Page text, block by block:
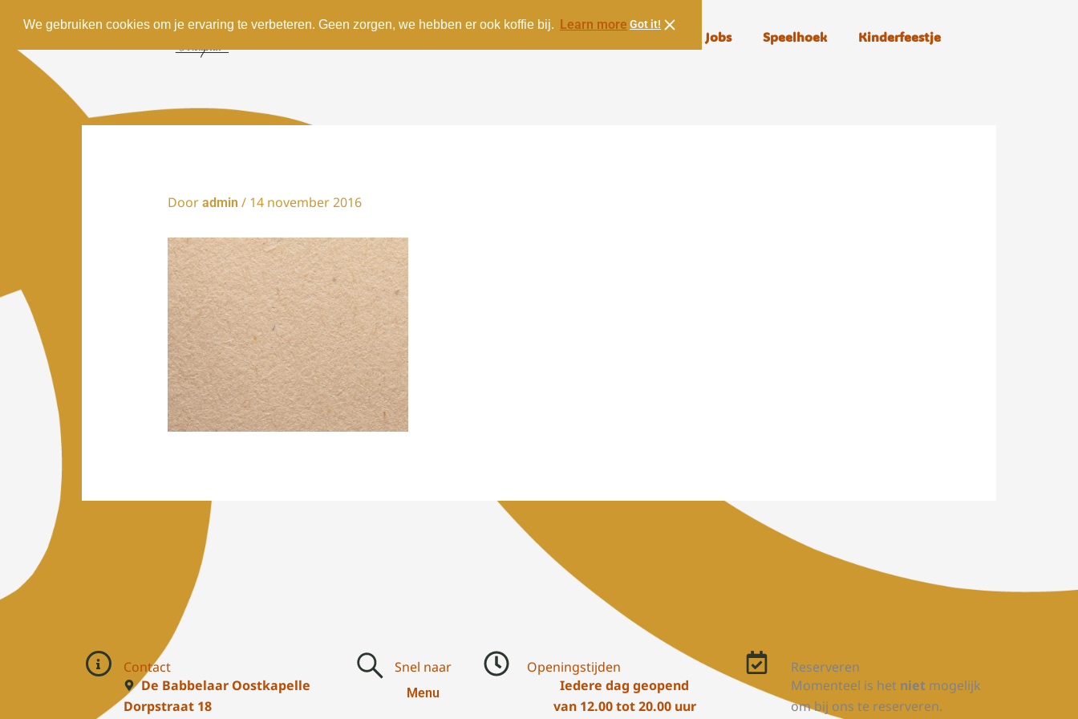
We gebruiken cookies om je ervaring te verbeteren. Geen zorgen, we hebben er ook koffie bij. Learn more Got it!
naar
inhoud
Over ons Jobs Speelhoek Kinderfeestje
Door admin / 14 november 2016
Contact
De Babbelaar Oostkapelle
Dorpstraat 18
Snel naar
Menu
Openingstijden
Iedere dag geopend
van 12.00 tot 20.00 uur
Reserveren
Momenteel is het niet mogelijk
om bij ons te reserveren.